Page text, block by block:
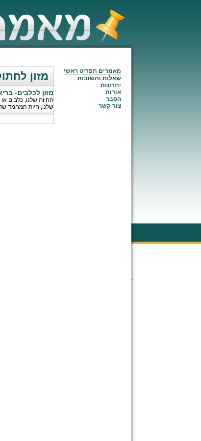
מזון
מזון לכלבים-
החיות שלנו, כלבים
שלנו, חיות המחמד
מאמרים תפריט ראשי
שאלות ותשובות
יתרונות
אודות
הסבר
צור קשר